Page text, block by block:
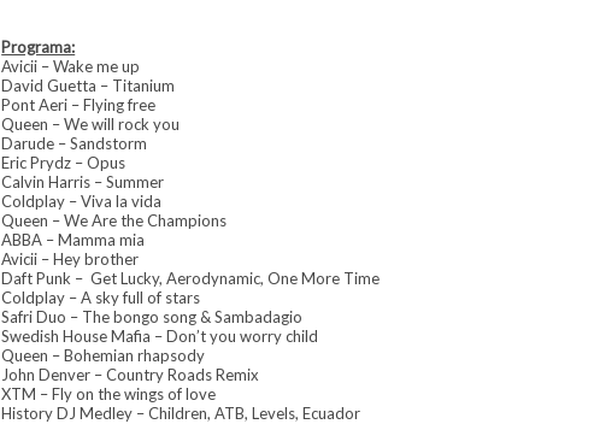
Programa:
Avicii – Wake me up
David Guetta – Titanium
Pont Aeri – Flying free
Queen – We will rock you
Darude – Sandstorm
Eric Prydz – Opus
Calvin Harris – Summer
Coldplay – Viva la vida
Queen – We Are the Champions
ABBA – Mamma mia
Avicii – Hey brother
Daft Punk – Get Lucky, Aerodynamic, One More Time
Coldplay – A sky full of stars
Safri Duo – The bongo song & Sambadagio
Swedish House Mafia – Don’t you worry child
Queen – Bohemian rhapsody
John Denver – Country Roads Remix
XTM – Fly on the wings of love
History DJ Medley – Children, ATB, Levels, Ecuador